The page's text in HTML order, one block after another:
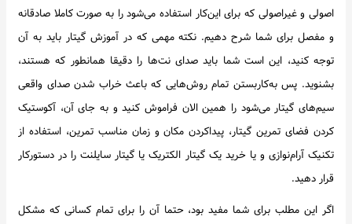
اصولی و غیراصولی که برای این‌کار استفاده می‌شود را به صورت کاملا صادقانه
و مفصل برای شما شرح دهیم. نکته مهمی که در آموزش گیتار باید به آن
توجه کنید، این است شما باید صدای نت‌ها را دقیقا همانطور که هستند،
بشنوید. پس به‌کاربستن تمام روش‌هایی که باعث خراب شدن صدای واقعی
سیم‌های گیتار می‌شود را همین الان فراموش کنید و به جای آن، آکوستیک
کردن فضای تمرین گیتار، پیداکردن مکان و زمان مناسب تمرین، استفاده از
تکنیک آرام‌نوازی و یا خرید یک گیتار الکتریک یا گیتار سایلنت را در دستورکار
قرار دهید.
اگر این مطلب برای شما مفید بود، حتما آن را برای تمام کسانی که مشکل